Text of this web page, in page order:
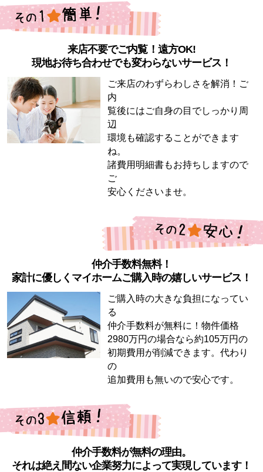
来店不要でご内覧！遠方OK!
現地お待ち合わせでも変わらないサービス！
ご来店のわずらわしさを解消！ご
内
覧後にはご自身の目でしっかり周
辺
環境も確認することができます
ね。
諸費用明細書もお持ちしますので
ご
安心くださいませ。
仲介手数料無料！
家計に優しくマイホームご購入時の嬉しいサービス！
ご購入時の大きな負担になってい
る
仲介手数料が無料に！物件価格
2980万円の場合なら約105万円の
初期費用が削減できます。代わり
の
追加費用も無いので安心です。
仲介手数料が無料の理由。
それは絶え間ない企業努力によって実現しています！